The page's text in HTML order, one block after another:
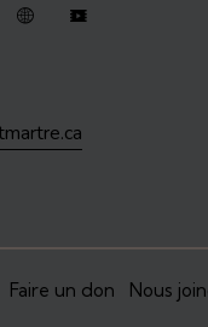
Faire un don Nous